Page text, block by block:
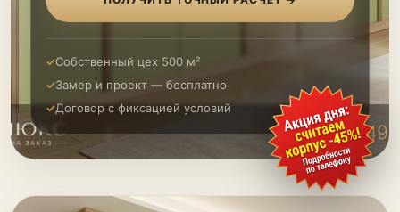
Собственный цех 500 м²
Замер и проект — бесплатно
Договор с фиксацией условий